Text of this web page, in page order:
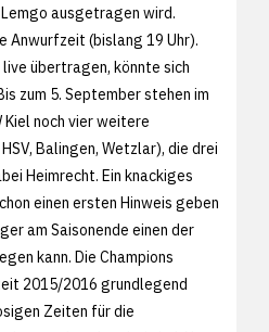
ausgetragen wird.
Anwurfzeit (bislang 19 Uhr).
übertragen, könnte sich
zum 5. September stehen im
Kiel noch vier weitere
Balingen, Wetzlar), die drei
Heimrecht. Ein knackiges
einen ersten Hinweis geben
am Saisonende einen der
kann. Die Champions
2015/2016 grundlegend
Zeiten für die